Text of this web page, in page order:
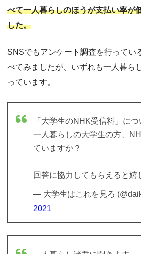
べて一人暮らしのほうが支払い率が
した。
SNSでもアンケート調査を行ってい
べてみましたが、いずれも一人暮ら
っています。
「大学生のNHK受信料」につ
一人暮らしの大学生の方、
ていますか？
回答に協力してもらえると嬉
— 大学生はこれを見ろ
2021